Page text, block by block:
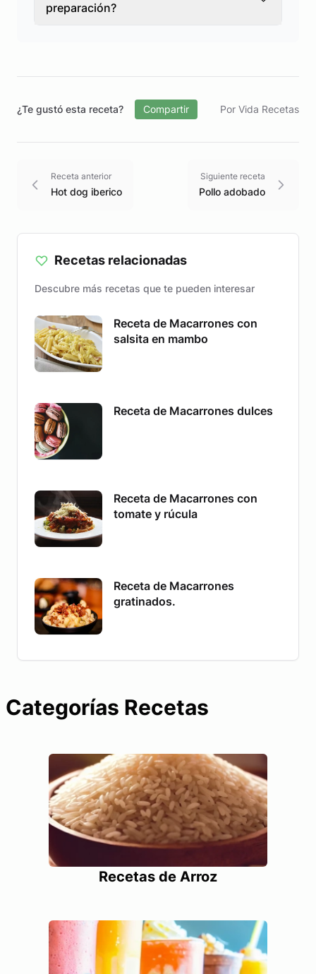
preparación?
¿Te gustó esta receta? Compartir Por Vida Recetas
Receta anterior
Hot dog iberico
Siguiente receta
Pollo adobado
Recetas relacionadas
Descubre más recetas que te pueden interesar
Receta de Macarrones con
salsita en mambo
Receta de Macarrones dulces
Receta de Macarrones con
tomate y rúcula
Receta de Macarrones
gratinados.
Categorías Recetas
Recetas de Arroz